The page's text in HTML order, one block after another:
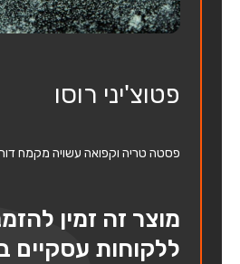
פטוצ'יני רוסו
פסטה טריה וקפואה עשויה מקמח
מוצר זה זמין
ללקוחות עסקיים